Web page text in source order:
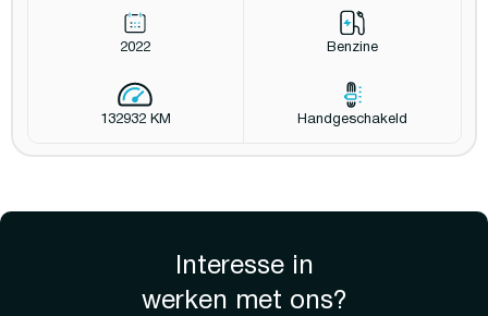
2022 Benzine
132932 KM Handgeschakeld
Interesse in
werken met ons?